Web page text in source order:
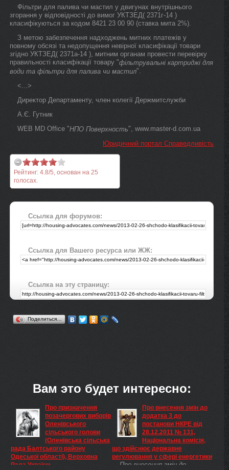
Фільтри для палива чи мастил у двигунах внутрішнього
згорання у відповідності до вимог УКТЗЕД( 2371г-14 )
класифікуються за кодом 8421 23 00 90 (ставка мита 2%).
З метою забезпечення надходжень митних платежів у
повному обсязі та недопущення невірної класифікації товари
згідно УКТЗЕД( 2371а-14 ), митним органам провести перевірку
правильності класифікації товару "фільтрувальні картриджі для
води та фільтри для палива чи мастил".
<...>
Директор Департаменту, член колегії Держмитслужби
А.Є. Гутник
WEB MD Office "НПО Поверхность", www.master-d.com.ua
Юридичний портал Справедливість
Рейтинг: 4.8/5, основан на 25
голосах.
Ссылка для форумов:
Ссылка для Вашего ресурса или ЖЖ:
Ссылка на эту страницу:
Поделиться…
Вам это будет интересно:
Про призначення
позачергових виборів
Оленівського
сільського голови
(Оленівська сільська
рада Балтського району
Одеської області), Верховна
Рада України
Про внесення змін до
додатка 3 до
постанови НКРЕ від
28.12.2011 № 131,
Національна комісія,
що здійснює державне
регулювання у сфері енергетики
Про внесення змін до